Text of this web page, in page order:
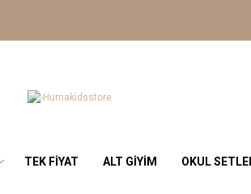
TEK FİYAT ALT GİYİM OKUL